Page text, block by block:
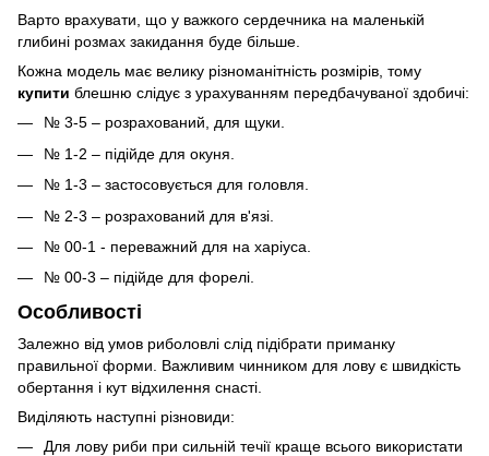
Варто врахувати, що у важкого сердечника на маленькій
глибині розмах закидання буде більше.
Кожна модель має велику різноманітність розмірів, тому
купити блешню слідує з урахуванням передбачуваної здобичі:
№ 3-5 – розрахований, для щуки.
№ 1-2 – підійде для окуня.
№ 1-3 – застосовується для головля.
№ 2-3 – розрахований для в'язі.
№ 00-1 - переважний для на харіуса.
№ 00-3 – підійде для форелі.
Особливості
Залежно від умов риболовлі слід підібрати приманку
правильної форми. Важливим чинником для лову є швидкість
обертання і кут відхилення снасті.
Виділяють наступні різновиди:
Для лову риби при сильній течії краще всього використати